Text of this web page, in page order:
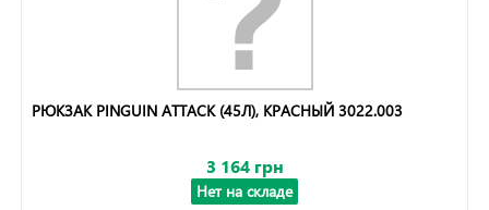
РЮКЗАК PINGUIN ATTACK (45Л), КРАСНЫЙ 3022.003
3 164 грн
Нет на складе